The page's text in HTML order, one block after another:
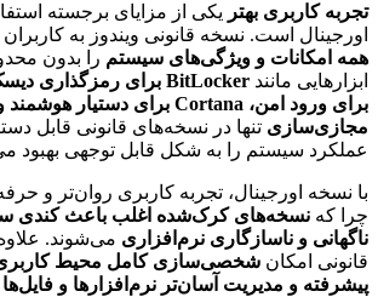
تجربه کاربری بهتر یکی از مزایای برجسته
اورجینال است. نسخه قانونی ویندوز به کاربران
همه امکانات و ویژگی‌های سیستم را بدون
ابزارهایی مانند
مجازی‌سازی تنها در نسخه‌های قانونی قابل
عملکرد سیستم را به شکل قابل توجهی بهبود
با نسخه اورجینال، تجربه کاربری روان‌تر و
چرا که نسخه‌های کرک‌شده اغلب باعث کندی
ناگهانی و ناسازگاری نرم‌افزاری می‌شوند. علاوه
قانونی امکان شخصی‌سازی کامل محیط
پیشرفته و مدیریت آسان‌تر نرم‌افزارها و فایل‌ها